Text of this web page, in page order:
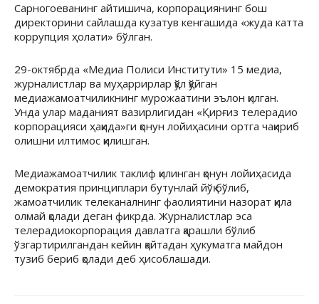
Сарногоеванинг айтишича, корпорациянинг бош
директорини сайлашда кузатув кенгашида «жуда катта
коррупция ҳолати» бўлган.
29-октябрда «Медиа Полиси Институти» 15 медиа,
журналистлар ва муҳаррирлар қўл қўйган
медиажамоатчиликнинг мурожаатини эълон қилган.
Унда улар маданият вазирлигидан «Қирғиз телерадио
корпорацияси ҳақида»ги қонун лойиҳасини ортга чақириб
олишни илтимос қилишган.
Медиажамоатчилик таклиф қилинган қонун лойиҳасида
демократия принциплари бутунлай йўқ бўлиб,
жамоатчилик телеканалнинг фаолиятини назорат қила
олмай қолади деган фикрда. Журналистлар эса
телерадиокорпорация давлатга қарашли бўлиб
ўзгартирилгандан кейин қайтадан ҳукуматга майдон
тузиб бериб қолади деб ҳисоблашади.